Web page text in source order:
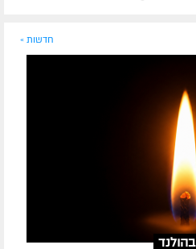
חדשות »